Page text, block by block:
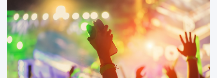
e
l
s
k
i
m
d